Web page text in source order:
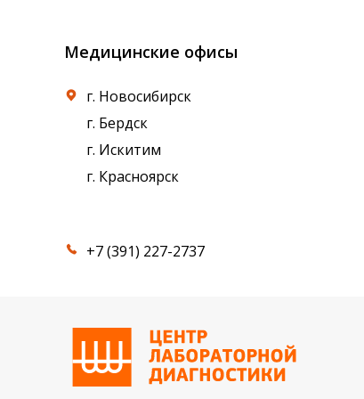
Медицинские офисы
г. Новосибирск
г. Бердск
г. Искитим
г. Красноярск
+7 (391) 227-2737